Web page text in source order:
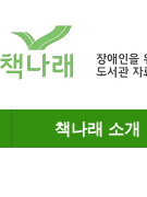
책나래 소개